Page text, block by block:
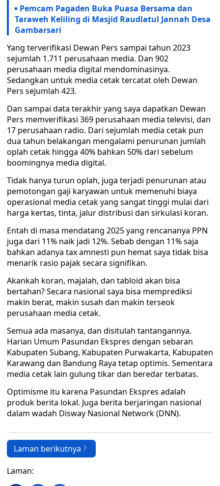
Pemcam Pagaden Buka Puasa Bersama dan
Taraweh Keliling di Masjid Raudlatul Jannah Desa
Gambarsari
Yang terverifikasi Dewan Pers sampai tahun 2023
sejumlah 1.711 perusahaan media. Dan 902
perusahaan media digital mendominasinya.
Sedangkan untuk media cetak tercatat oleh Dewan
Pers sejumlah 423.
Dan sampai data terakhir yang saya dapatkan Dewan
Pers memverifikasi 369 perusahaan media televisi, dan
17 perusahaan radio. Dari sejumlah media cetak pun
dua tahun belakangan mengalami penurunan jumlah
oplah cetak hingga 40% bahkan 50% dari sebelum
boomingnya media digital.
Tidak hanya turun oplah, juga terjadi penurunan atau
pemotongan gaji karyawan untuk memenuhi biaya
operasional media cetak yang sangat tinggi mulai dari
harga kertas, tinta, jalur distribusi dan sirkulasi koran.
Entah di masa mendatang 2025 yang rencananya PPN
juga dari 11% naik jadi 12%. Sebab dengan 11% saja
bahkan adanya tax amnesti pun hemat saya tidak bisa
menarik rasio pajak secara signifikan.
Akankah koran, majalah, dan tabloid akan bisa
bertahan? Secara nasional saya bisa memprediksi
makin berat, makin susah dan makin terseok
perusahaan media cetak.
Semua ada masanya, dan disitulah tantangannya.
Harian Umum Pasundan Ekspres dengan sebaran
Kabupaten Subang, Kabupaten Purwakarta, Kabupaten
Karawang dan Bandung Raya tetap optimis. Sementara
media cetak lain gulung tikar dan beredar terbatas.
Optimisme itu karena Pasundan Ekspres adalah
produk berita lokal. Juga berita berjaringan nasional
dalam wadah Disway Nasional Network (DNN).
Laman berikutnya
Laman: